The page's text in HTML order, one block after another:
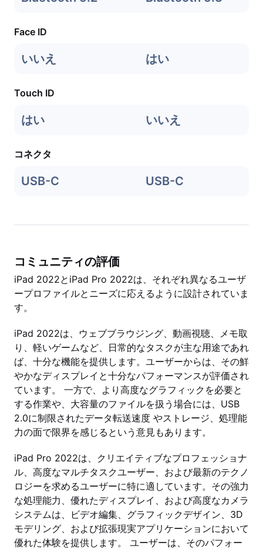
Face ID
いいえ はい
Touch ID
はい いいえ
コネクタ
USB-C USB-C
コミュニティの評価
iPad 2022とiPad Pro 2022は、それぞれ異なるユーザ
ープロファイルとニーズに応えるように設計されていま
す。
iPad 2022は、ウェブブラウジング、動画視聴、メモ取
り、軽いゲームなど、日常的なタスクが主な用途であれ
ば、十分な機能を提供します。ユーザーからは、その鮮
やかなディスプレイと十分なパフォーマンスが評価され
ています。 一方で、より高度なグラフィックを必要と
する作業や、大容量のファイルを扱う場合には、USB
2.0に制限されたデータ転送速度 やストレージ、処理能
力の面で限界を感じるという意見もあります。
iPad Pro 2022は、クリエイティブなプロフェッショナ
ル、高度なマルチタスクユーザー、および最新のテクノ
ロジーを求めるユーザーに特に適しています。その強力
な処理能力、優れたディスプレイ、および高度なカメラ
システムは、ビデオ編集、グラフィックデザイン、3D
モデリング、および拡張現実アプリケーションにおいて
優れた体験を提供します。 ユーザーは、そのパフォー